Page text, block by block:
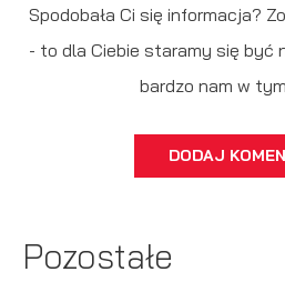
Spodobała Ci się informacja?
- to dla Ciebie staramy się być
bardzo nam w
DODAJ
Pozostałe